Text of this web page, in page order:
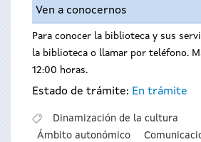
Ven a conocernos
Para conocer la biblioteca y sus
la biblioteca o llamar por teléfono.
12:00 horas.
Estado de trámite: En trámite
Dinamización de la cultura
Ámbito autonómico